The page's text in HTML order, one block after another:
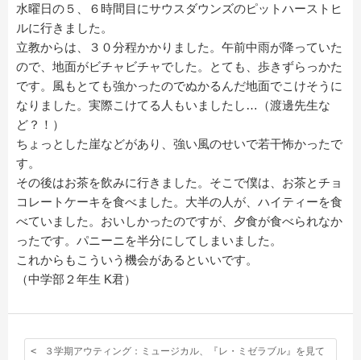
水曜日の５、６時間目にサウスダウンズのピットハーストヒ
ルに行きました。
立教からは、３０分程かかりました。午前中雨が降っていた
ので、地面がビチャビチャでした。とても、歩きずらっかた
です。風もとても強かったのでぬかるんだ地面でこけそうに
なりました。実際こけてる人もいましたし…（渡邊先生な
ど？！）
ちょっとした崖などがあり、強い風のせいで若干怖かったで
す。
その後はお茶を飲みに行きました。そこで僕は、お茶とチョ
コレートケーキを食べました。大半の人が、ハイティーを食
べていました。おいしかったのですが、夕食が食べられなか
ったです。パニーニを半分にしてしまいました。
これからもこういう機会があるといいです。
（中学部２年生 K君）
３学期アウティング：ミュージカル、『レ・ミゼラブル』を見て